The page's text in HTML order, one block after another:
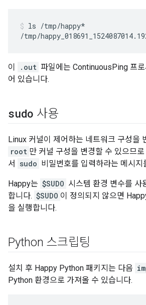
ls /tmp/happy*
/tmp/
이 .out 파일에는 ContinuousPing 프
어 있습니다.
sudo 사용
Linux 커널이 제어하는 네트워크 구성을
root 만 커널 구성을 변경할 수 있으므
서
sudo 비밀번호를 입력하라는 메시지
Happy는 $SUDO 시스템 환경 변수를 사
합니다. $SUDO 이 정의되지 않으면
을 실행합니다.
Python 스크립팅
설치 후 Happy Python 패키지는 다음
Python 환경으로 가져올 수 있습니다.